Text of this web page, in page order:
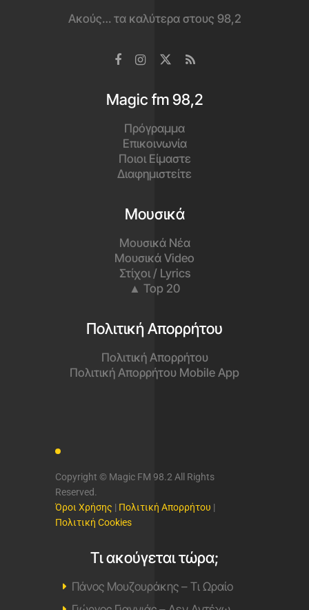
Ακούς… τα καλύτερα στους 98,2
Magic fm 98,2
Πρόγραμμα
Επικοινωνία
Ποιοι Είμαστε
Διαφημιστείτε
Μουσικά
Μουσικά Νέα
Μουσικά Video
Στίχοι / Lyrics
▲ Top 20
Πολιτική Απορρήτου
Πολιτική Απορρήτου
Πολιτική Απορρήτου Mobile App
Copyright © Magic FM 98.2 All Rights
Reserved.
Όροι Χρήσης | Πολιτική Απορρήτου |
Πολιτική Cookies
Τι ακούγεται τώρα;
Πάνος Μουζουράκης – Τι Ωραίο